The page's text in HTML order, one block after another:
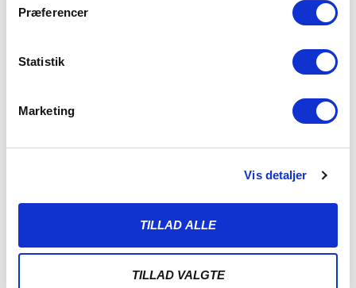
Præferencer
Statistik
Marketing
Vis detaljer
TILLAD ALLE
TILLAD VALGTE
divisionsklubben Nykøbing FC i hele 2026/2027-sæsonen.